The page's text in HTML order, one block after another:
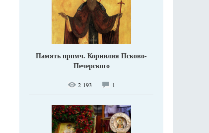
Память прпмч. Корнилия Псково-
Печерского
2 193 1